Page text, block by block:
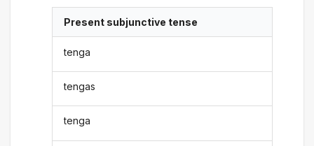
Present subjunctive tense
tenga
tengas
tenga